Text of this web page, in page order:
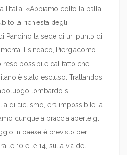
l’Italia. «Abbiamo colto la palla
la richiesta degli
Pandino la sede di un punto di
il sindaco, Piergiacomo
reso possibile dal fatto che
è stato escluso. Trattandosi
lombardo si
di ciclismo, era impossibile la
dunque a braccia aperte gli
in paese è previsto per
le 10 e le 14, sulla via del